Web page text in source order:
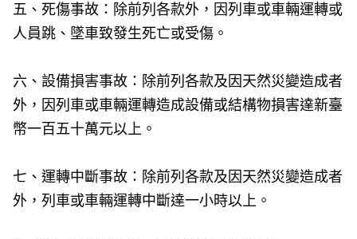
五、死傷事故：除前列各款外，因列車或車輛運轉或
人員跳、墜車致發生死亡或受傷。
六、設備損害事故：除前列各款及因天然災變造成者
外，因列車或車輛運轉造成設備或結構物損害達新臺
幣一百五十萬元以上。
七、運轉中斷事故：除前列各款及因天然災變造成者
外，列車或車輛運轉中斷達一小時以上。